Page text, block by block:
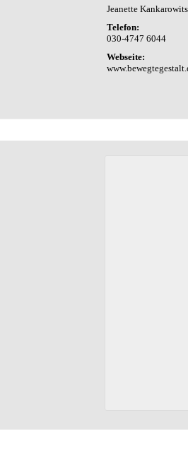
Jeanette
Telefon:
030-4747 6044
Webseite: